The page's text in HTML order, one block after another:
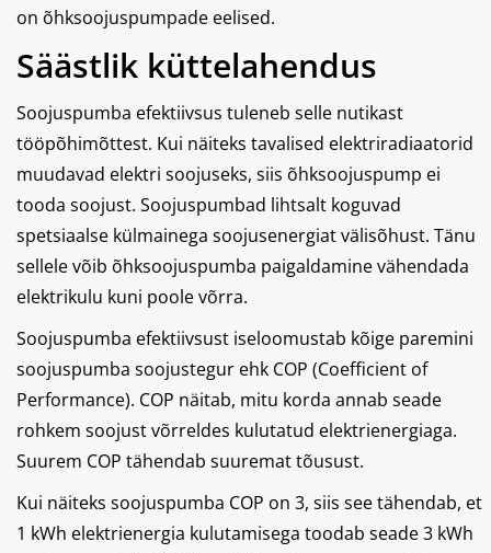
on õhksoojuspumpade eelised.
Säästlik küttelahendus
Soojuspumba efektiivsus tuleneb selle nutikast
tööpõhimõttest. Kui näiteks tavalised elektriradiaatorid
muudavad elektri soojuseks, siis õhksoojuspump ei
tooda soojust. Soojuspumbad lihtsalt koguvad
spetsiaalse külmainega soojusenergiat välisõhust. Tänu
sellele võib õhksoojuspumba paigaldamine vähendada
elektrikulu kuni poole võrra.
Soojuspumba efektiivsust iseloomustab kõige paremini
soojuspumba soojustegur ehk COP (Coefficient of
Performance). COP näitab, mitu korda annab seade
rohkem soojust võrreldes kulutatud elektrienergiaga.
Suurem COP tähendab suuremat tõusust.
Kui näiteks soojuspumba COP on 3, siis see tähendab, et
1 kWh elektrienergia kulutamisega toodab seade 3 kWh